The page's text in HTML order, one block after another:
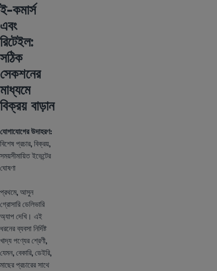
ই-কমার্স
এবং
রিটেইল:
সঠিক
সেকশনের
মাধ্যমে
বিক্রয় বাড়ান
যোগাযোগের উদাহরণ:
বিশেষ প্রচার, বিক্রয়,
সময়সীমায়িত ইভেন্টের
ঘোষণা
প্রথমে, আসুন
গ্রোসারি ডেলিভারি
অ্যাপ দেখি। এই
ধরনের ব্যবসা নির্দিষ্ট
খাদ্য পণ্যের শ্রেণী,
যেমন, বেকারি, ডেইরি,
মাছের প্রচারের সাথে